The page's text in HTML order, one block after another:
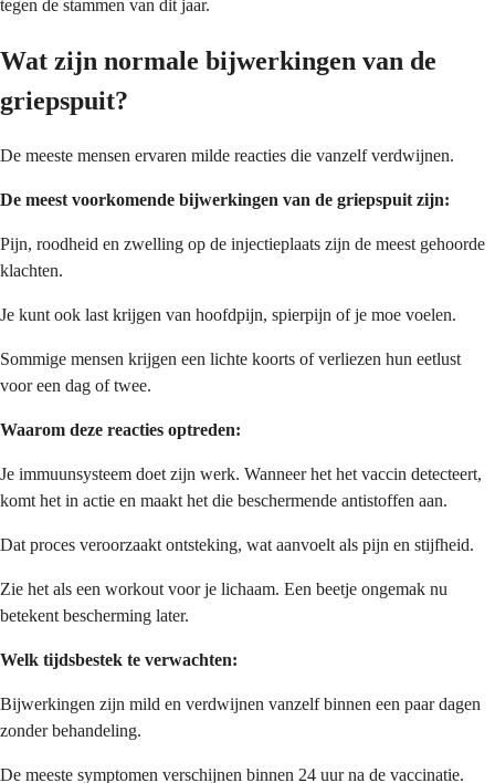
tegen de stammen van dit jaar.
Wat zijn normale bijwerkingen van de
griepspuit?
De meeste mensen ervaren milde reacties die vanzelf verdwijnen.
De meest voorkomende bijwerkingen van de griepspuit zijn:
Pijn, roodheid en zwelling op de injectieplaats zijn de meest gehoorde
klachten.
Je kunt ook last krijgen van hoofdpijn, spierpijn of je moe voelen.
Sommige mensen krijgen een lichte koorts of verliezen hun eetlust
voor een dag of twee.
Waarom deze reacties optreden:
Je immuunsysteem doet zijn werk. Wanneer het het vaccin detecteert,
komt het in actie en maakt het die beschermende antistoffen aan.
Dat proces veroorzaakt ontsteking, wat aanvoelt als pijn en stijfheid.
Zie het als een workout voor je lichaam. Een beetje ongemak nu
betekent bescherming later.
Welk tijdsbestek te verwachten:
Bijwerkingen zijn mild en verdwijnen vanzelf binnen een paar dagen
zonder behandeling.
De meeste symptomen verschijnen binnen 24 uur na de vaccinatie.